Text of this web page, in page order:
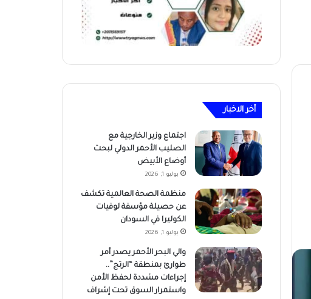
أخر الاخبار
اجتماع وزير الخارجية مع
الصليب الأحمر الدولي لبحث
أوضاع الأبيض
يوليو 1, 2026
منظمة الصحة العالمية تكشف
عن حصيلة مؤسفة لوفيات
الكوليرا في السودان
يوليو 1, 2026
والي البحر الأحمر يصدر أمر
طوارئ بمنطقة “الرتج”..
إجراءات مشددة لحفظ الأمن
واستمرار السوق تحت إشراف